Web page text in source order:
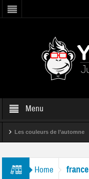
Menu
couleurs de l’automne
Home france